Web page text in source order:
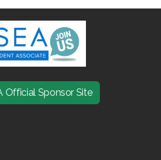
Official Sponsor Site
)